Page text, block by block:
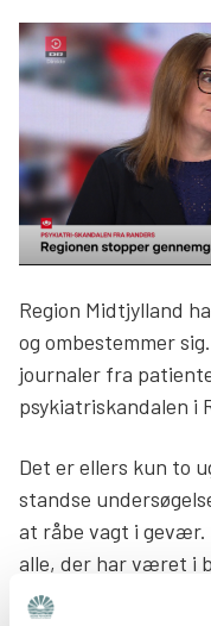
Søg
Region Midtjylland
og ombestemmer
journaler fra
psykiatriskandalen i
Det er ellers kun to
standse
at råbe vagt i gevær.
alle, der har været i
afdeling, har ret til